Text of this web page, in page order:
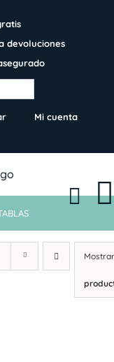
devoluciones
Mi cuenta